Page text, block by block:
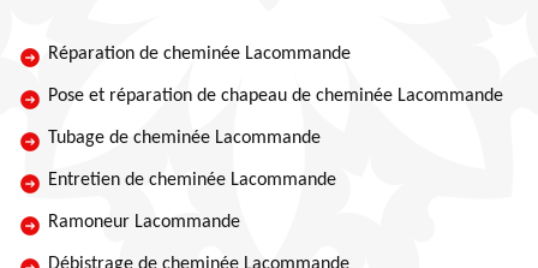
Réparation de cheminée Lacommande
Pose et réparation de chapeau de cheminée Lacommande
Tubage de cheminée Lacommande
Entretien de cheminée Lacommande
Ramoneur Lacommande